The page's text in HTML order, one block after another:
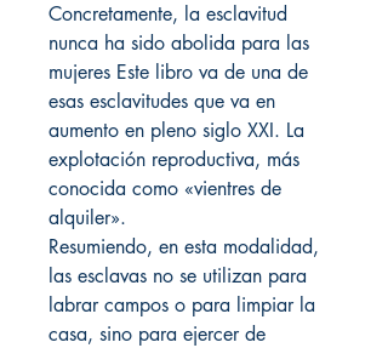
Concretamente, la esclavitud
nunca ha sido abolida para las
mujeres Este libro va de una de
esas esclavitudes que va en
aumento en pleno siglo XXI. La
explotación reproductiva, más
conocida como «vientres de
alquiler».
Resumiendo, en esta modalidad,
las esclavas no se utilizan para
labrar campos o para limpiar la
casa, sino para ejercer de